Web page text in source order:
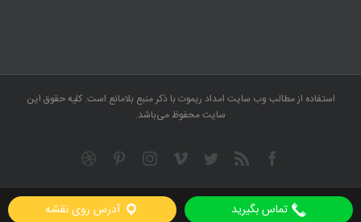
استفاده از مطالب وب سایت امداد ریموت با ذکر منبع بلامانع است. کلیه حقوق این
سایت محفوظ می‌باشد.
Facebook
Rss
Twitter
Vimeo
Instagram
Pinterest
Dribbble
تماس بگیرید آدرس روی نقشه